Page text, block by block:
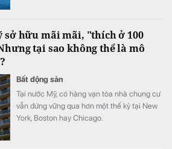
sở hữu mãi mãi, "thích ở 100
tại sao không thể là mô
Bất động sản
Tại nước Mỹ, có hàng vạn tòa nhà chung cư
vẫn đứng vững qua hơn một thế kỷ tại New
York, Boston hay Chicago.